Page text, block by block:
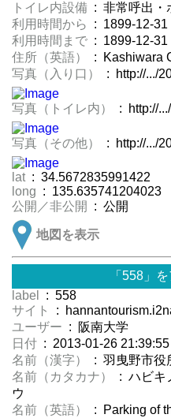
トイレ内設備 : 非常呼出・
利用時間から
: 1899-12-31
利用時間まで : 1899-12-31
住所（英語）
: Kashiwara
写真（入り口）
: http://.../
写真（トイレ内） : http://
写真（その他） : http://.../
lat : 34.5672835991422
long : 135.635741204023
公開／非公開
: 公開
地図を表示
「558」
label
: 558
サイト
:
ユーザー : 阪南大学
日付 : 2013-01-26 21:39:55
名前（漢字）
: 羽曳野市役
名前（カタカナ）
: ハビキ
ウ
名前（英語）
: Parking of